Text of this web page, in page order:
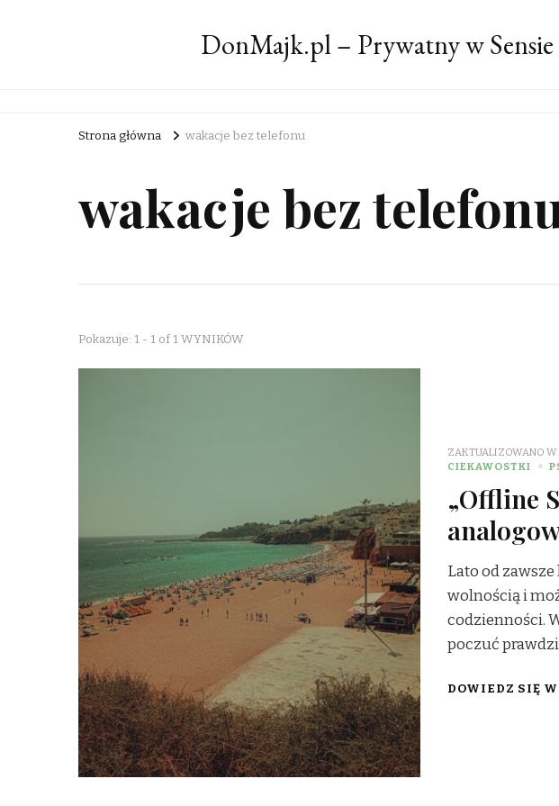
DonMajk.pl – Prywatny w
Strona główna wakacje bez telefonu
wakacje bez
Pokazuje: 1 - 1 of 1 WYNIKÓW
ZAKTUALIZOWANO
CIEKAWOSTKI
„Offline
Lato od
wolnością i
codzienności.
poczuć
DOWIEDZ SIĘ